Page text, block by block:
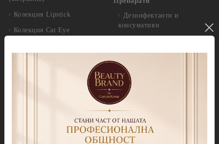
Колекция Lipstick
Колекция Cat Eye
Бази
Прозрачни Бази за гел лак
Колекции цветни бази
Дезинфектанти и
консумативи
лепкав слой
Праймери
Други течности
Грижа за нокти и кожа
Продукти за педикюр Callux